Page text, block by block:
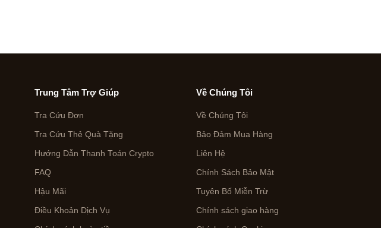
Trung Tâm Trợ Giúp
Tra Cứu Đơn
Tra Cứu Thẻ Quà Tặng
Hướng Dẫn Thanh Toán Crypto
FAQ
Hậu Mãi
Điều Khoản Dịch Vụ
Về Chúng Tôi
Về Chúng Tôi
Bảo Đảm Mua Hàng
Liên Hệ
Chính Sách Bảo Mật
Tuyên Bố Miễn Trừ
Chính sách giao hàng